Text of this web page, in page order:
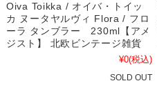
Oiva Toikka / オイバ・トイッ
カ ヌータヤルヴィ Flora / フロ
ーラ タンブラー 230ml【アメ
ジスト】 北欧ビンテージ雑貨
¥0(税込)
SOLD OUT